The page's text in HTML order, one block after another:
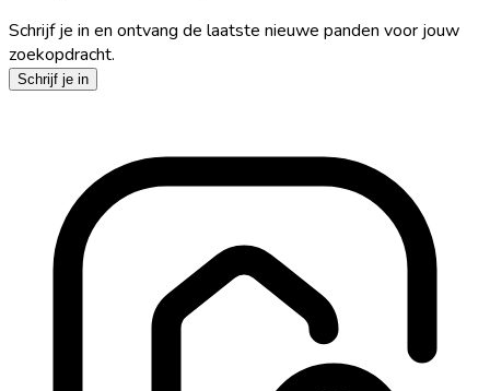
Schrijf je in en ontvang de laatste nieuwe panden voor jouw
zoekopdracht.
Schrijf je in